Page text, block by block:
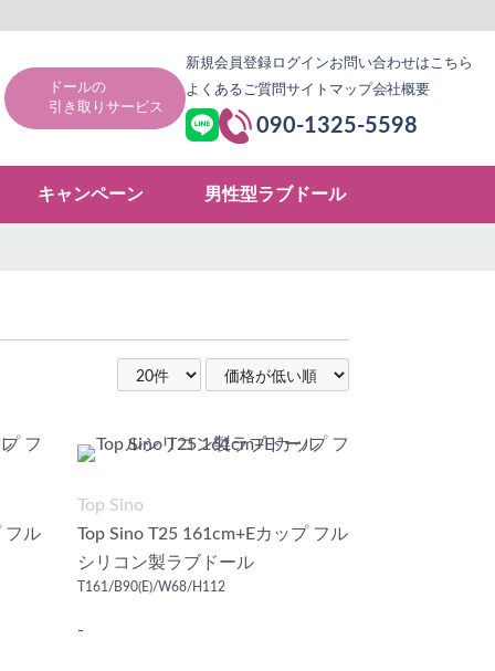
ドールの
引き取りサービス
新規会員登録ログインお問い合わせはこちら
よくあるご質問サイトマップ会社概要
090-1325-5598
キャンペーン 男性型ラブドール
フル
Top Sino
Top Sino T25 161cm+Eカップ フル
シリコン製ラブドール
T161/B90(E)/W68/H112
-